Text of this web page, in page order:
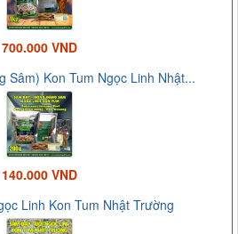
700.000 VND
Sâm) Kon Tum Ngọc Linh Nhật...
140.000 VND
Linh Kon Tum Nhật Trường